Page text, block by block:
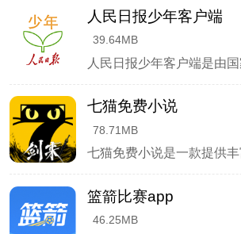
6、首页点击右上角+号也能快速发帖
新；
7、发布后可在管理后台调整排序、
人民日报少年客户端
39.64MB
七猫免费小说
78.71MB
篮箭比赛app
46.25MB